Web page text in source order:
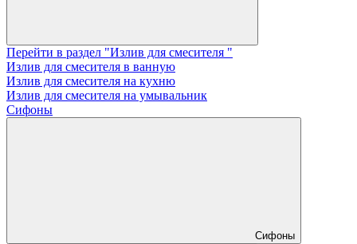
Перейти в раздел "Излив для смесителя "
Излив для смесителя в ванную
Излив для смесителя на кухню
Излив для смесителя на умывальник
Сифоны
Сифоны